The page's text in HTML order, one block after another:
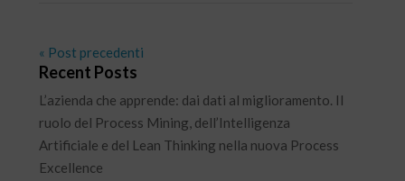
« Post precedenti
Recent Posts
L’azienda che apprende: dai dati al miglioramento. Il
ruolo del Process Mining, dell’Intelligenza
Artificiale e del Lean Thinking nella nuova Process
Excellence